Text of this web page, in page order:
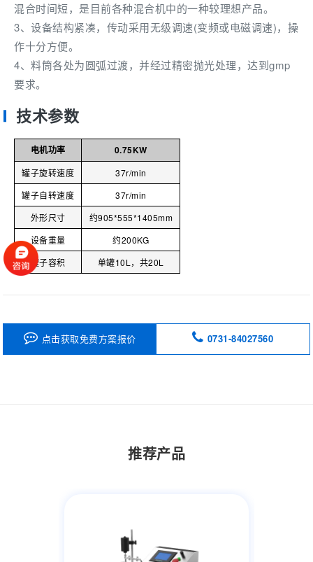
混合时间短，是目前各种混合机中的一种较理想产品。
3、设备结构紧凑，传动采用无级调速(变频或电磁调速)，操
作十分方便。
4、料筒各处为圆弧过渡，并经过精密抛光处理，达到gmp
要求。
技术参数
电机功率 0.75KW
罐子旋转速度
37r/min
罐子自转速度
37r/min
外形尺寸
约905*555*1405mm
设备重量
约200KG
罐子容积
单罐10L，共20L
点击获取免费方案报价 0731-84027560
推荐产品